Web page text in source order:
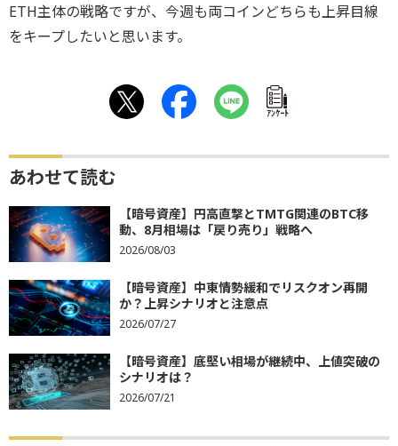
ETH主体の戦略ですが、今週も両コインどちらも上昇目線
をキープしたいと思います。
ｱﾝｹｰﾄ
あわせて読む
【暗号資産】円高直撃とTMTG関連のBTC移
動、8月相場は「戻り売り」戦略へ
2026/08/03
【暗号資産】中東情勢緩和でリスクオン再開
か？上昇シナリオと注意点
2026/07/27
【暗号資産】底堅い相場が継続中、上値突破の
シナリオは？
2026/07/21